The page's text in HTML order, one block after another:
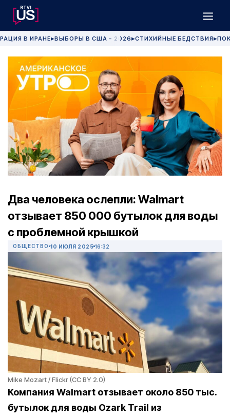
В ИРАНЕ▶ВЫБОРЫ В США - 2026 ▶СТИХИЙНЫЕ БЕДСТВИЯ▶
Два человека ослепли: Walmart
отзывает 850 000 бутылок для воды
с проблемной крышкой
ОБЩЕСТВО 10 ИЮЛЯ 2025 16:32
Mike Mozart / Flickr (CC BY 2.0)
Компания Walmart отзывает около 850 тыс.
бутылок для воды Ozark Trail из